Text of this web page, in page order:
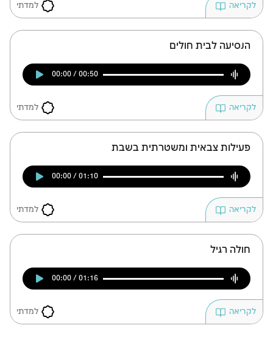
למדתי לקריאה
הנסיעה לבית חולים
00:00 / 00:50
למדתי לקריאה
פעילות צבאית ומשטרתית בשבת
00:00 / 01:10
למדתי לקריאה
חולה רגיל
00:00 / 01:16
למדתי לקריאה